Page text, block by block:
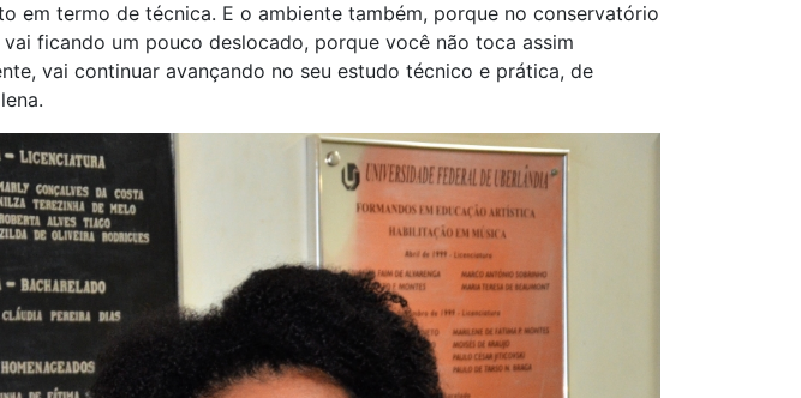
em termo de técnica. E o ambiente também, porque no conservatório
ficando um pouco deslocado, porque você não toca assim
vai continuar avançando no seu estudo técnico e prática, de